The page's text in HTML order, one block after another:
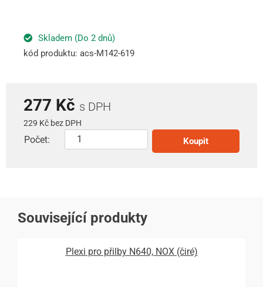
Skladem (Do 2 dnů)
kód produktu: acs-M142-619
277 Kč s DPH
229 Kč bez DPH
Počet: Koupit
Související produkty
Plexi pro přilby N640, NOX (čiré)